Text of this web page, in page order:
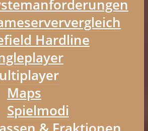
Hardline
Maps
Spielmodi